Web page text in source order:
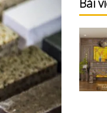
Bài